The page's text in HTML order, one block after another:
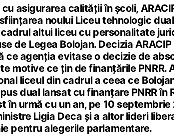
asigurarea calității în școli,
noului Liceu tehnologic
altui liceu cu personalitate
de Legea Bolojan. Decizia
ce agenția evitase o decizie de
motive ce țin de finanțările PNRR.
liceul din cadrul a ceea ce
dual lansat cu finanțare PNRR în
în urmă cu un an, pe 10
Ligia Deca și a altor lideri
pentru alegerile parlamentare.